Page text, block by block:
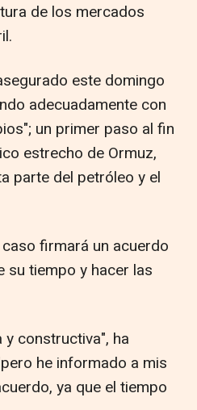
de los mercados
este domingo
adecuadamente con
un primer paso al fin
estrecho de Ormuz,
parte del petróleo y el
firmará un acuerdo
tiempo y hacer las
constructiva", ha
he informado a mis
ya que el tiempo